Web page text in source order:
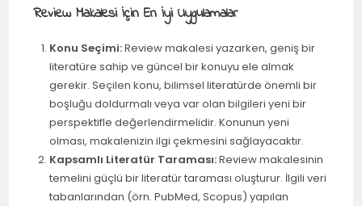
Review Makalesi İçin En İyi Uygulamalar
Konu Seçimi:Review makalesi yazarken, geniş bir
literatüre sahip ve güncel bir konuyu ele almak
gerekir. Seçilen konu, bilimsel literatürde önemli bir
boşluğu doldurmalı veya var olan bilgileri yeni bir
perspektifle değerlendirmelidir. Konunun yeni
olması, makalenizin ilgi çekmesini sağlayacaktır.
Kapsamlı Literatür Taraması:Review makalesinin
temelini güçlü bir literatür taraması oluşturur. İlgili veri
tabanlarından (örn. PubMed, Scopus) yapılan